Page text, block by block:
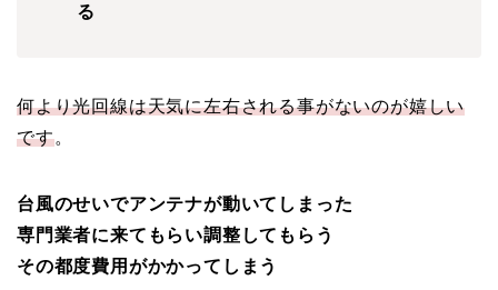
る
何より光回線は天気に左右される事がないのが嬉しい
です。
台風のせいでアンテナが動いてしまった
専門業者に来てもらい調整してもらう
その都度費用がかかってしまう